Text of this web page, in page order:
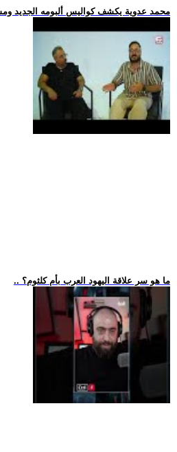
.. محمد عدوية يكشف كواليس ألبومه الجديد
.. ما هو سر علاقة اليهود العرب بأم كلثوم؟